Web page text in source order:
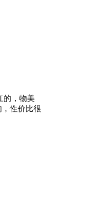
的，物美
性价比很